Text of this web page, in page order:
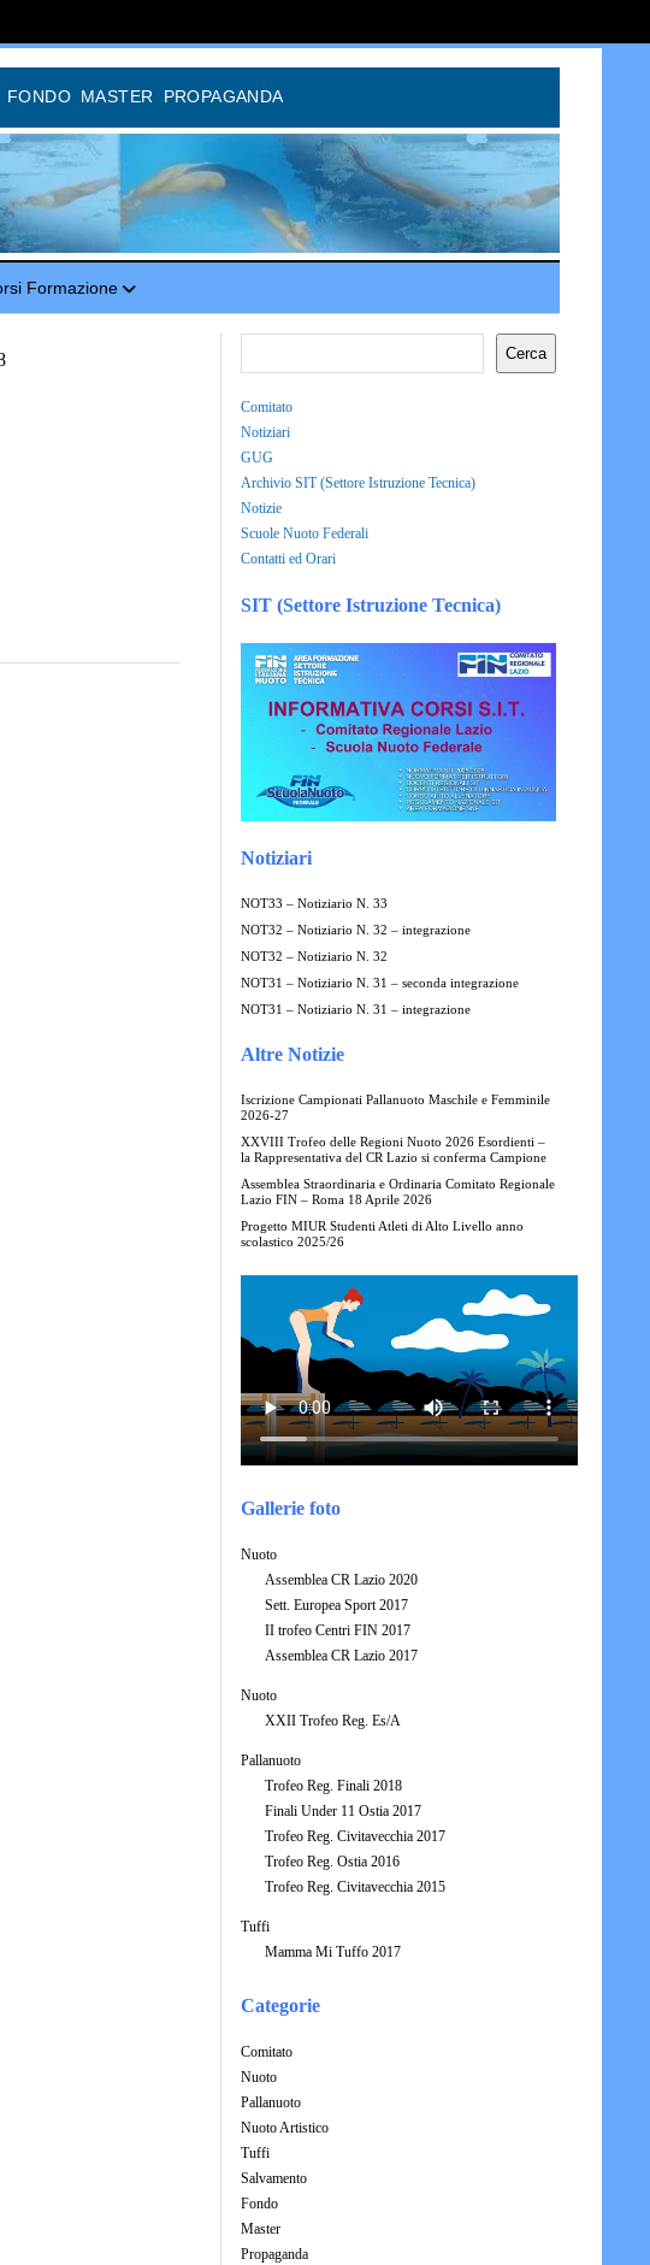
FONDO MASTER PROPAGANDA
Formazione
Cerca
Comitato
Notiziari
GUG
Archivio SIT (Settore Istruzione Tecnica)
Notizie
Scuole Nuoto Federali
Contatti ed Orari
SIT (Settore Istruzione Tecnica)
Notiziari
NOT33 – Notiziario N. 33
NOT32 – Notiziario N. 32 – integrazione
NOT32 – Notiziario N. 32
NOT31 – Notiziario N. 31 – seconda integrazione
NOT31 – Notiziario N. 31 – integrazione
Altre Notizie
Iscrizione Campionati Pallanuoto Maschile e Femminile
2026-27
XXVIII Trofeo delle Regioni Nuoto 2026 Esordienti –
la Rappresentativa del CR Lazio si conferma Campione
Assemblea Straordinaria e Ordinaria Comitato Regionale
Lazio FIN – Roma 18 Aprile 2026
Progetto MIUR Studenti Atleti di Alto Livello anno
scolastico 2025/26
Gallerie foto
Nuoto
Assemblea CR Lazio 2020
Sett. Europea Sport 2017
II trofeo Centri FIN 2017
Assemblea CR Lazio 2017
Nuoto
XXII Trofeo Reg. Es/A
Pallanuoto
Trofeo Reg. Finali 2018
Finali Under 11 Ostia 2017
Trofeo Reg. Civitavecchia 2017
Trofeo Reg. Ostia 2016
Trofeo Reg. Civitavecchia 2015
Tuffi
Mamma Mi Tuffo 2017
Categorie
Comitato
Nuoto
Pallanuoto
Nuoto Artistico
Tuffi
Salvamento
Fondo
Master
Propaganda